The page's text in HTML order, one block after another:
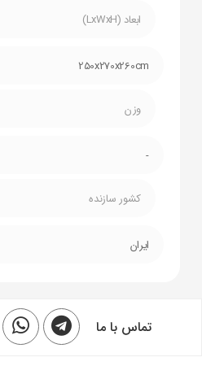
ابعاد (LxWxH)
250x270x260cm
وزن
-
کشور سازنده
ایران
تماس با ما